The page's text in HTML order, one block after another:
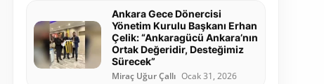
Ankara Gece Dönercisi
Yönetim Kurulu Başkanı Erhan
Çelik: “Ankaragücü Ankara’nın
Ortak Değeridir, Desteğimiz
Sürecek”
Miraç Uğur Çallı Ocak 31, 2026